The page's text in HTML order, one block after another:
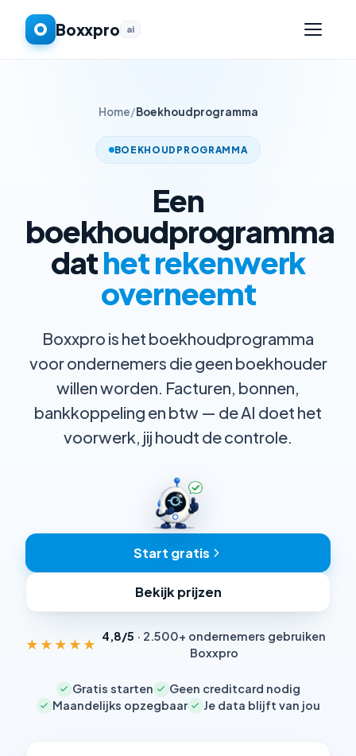
Boxxpro ai
Home/Boekhoudprogramma
BOEKHOUDPROGRAMMA
Een
boekhoudprogramma
dathet rekenwerk
overneemt
Boxxpro is het boekhoudprogramma
voor ondernemers die geen boekhouder
willen worden. Facturen, bonnen,
bankkoppeling en btw — de AI doet het
voorwerk, jij houdt de controle.
Start gratis
Bekijk prijzen
★★★★★ 4,8/5 · 2.500+ ondernemers gebruiken
Boxxpro
Gratis starten
Geen creditcard nodig
Maandelijks opzegbaar
Je data blijft van jou